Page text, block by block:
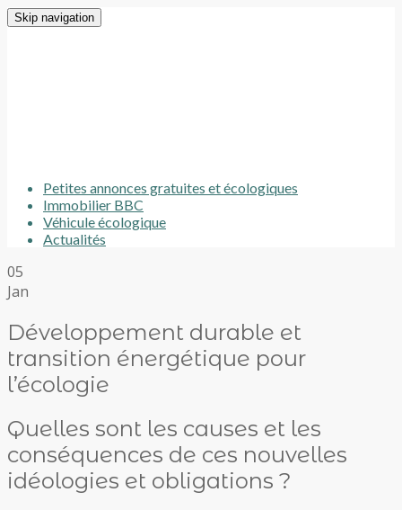
Skip navigation
Petites annonces gratuites et écologiques
Immobilier BBC
Véhicule écologique
Actualités
05
Jan
Développement durable et
transition énergétique pour
l’écologie
Quelles sont les causes et les
conséquences de ces nouvelles
idéologies et obligations ?